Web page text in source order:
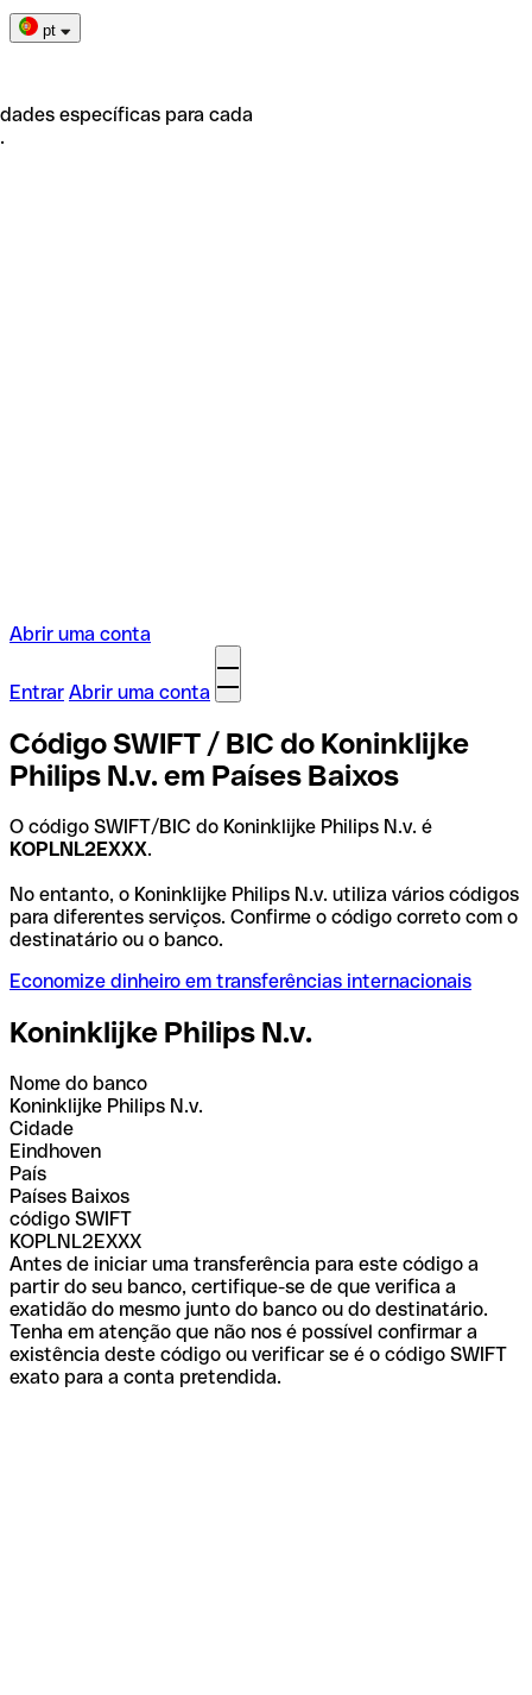
pt
específicas para cada
Abrir uma conta
Entrar Abrir uma conta
Código SWIFT / BIC do Koninklijke
Philips N.v. em Países Baixos
O código SWIFT/BIC do Koninklijke Philips N.v. é
KOPLNL2EXXX.
No entanto, o Koninklijke Philips N.v. utiliza vários códigos
para diferentes serviços. Confirme o código correto com o
destinatário ou o banco.
Economize dinheiro em transferências internacionais
Koninklijke Philips N.v.
Nome do banco
Koninklijke Philips N.v.
Cidade
Eindhoven
País
Países Baixos
código SWIFT
KOPLNL2EXXX
Antes de iniciar uma transferência para este código a
partir do seu banco, certifique-se de que verifica a
exatidão do mesmo junto do banco ou do destinatário.
Tenha em atenção que não nos é possível confirmar a
existência deste código ou verificar se é o código SWIFT
exato para a conta pretendida.